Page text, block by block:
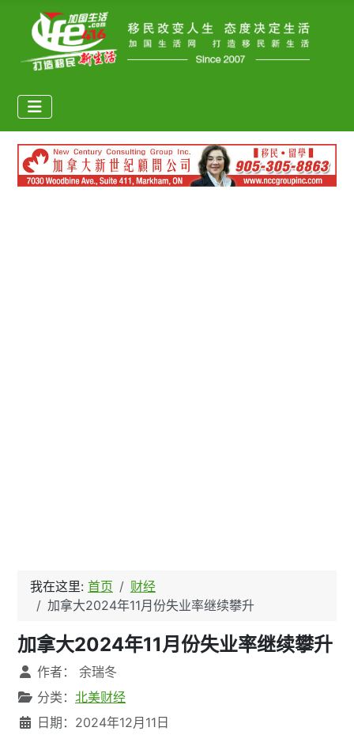
我在这里: 首页
财经
加拿大2024年11月份失业率继续攀升
加拿大2024年11月份失业率继续攀升
文章信息
作者： 余瑞冬
分类： 北美财经
日期：2024年12月11日